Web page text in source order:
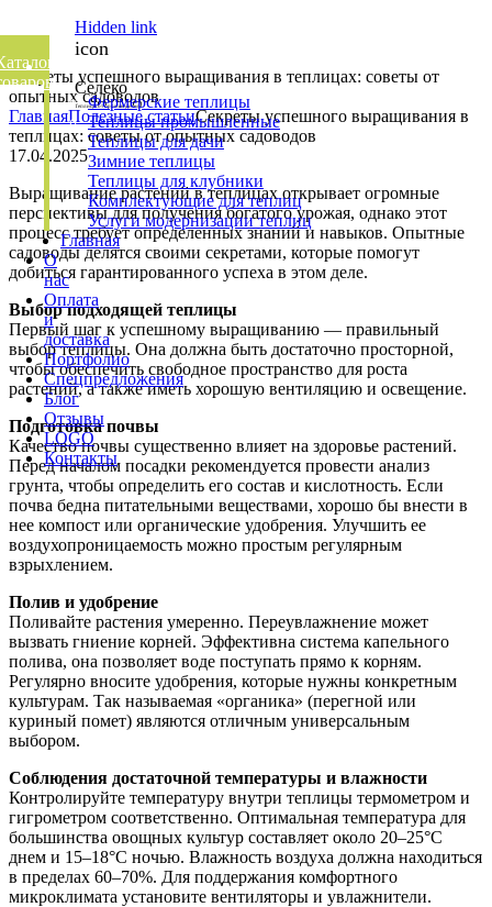
Hidden link
icon
Селеко
Теплицы от производителя
Please
enter
key
search
to
display
results.
Фермерские теплицы
Теплицы промышленные
Теплицы для дачи
Зимние теплицы
Теплицы для клубники
Комплектующие для теплиц
Услуги модернизации теплиц
Главная
О
нас
Оплата
и
доставка
Портфолио
Спецпредложения
Блог
Отзывы
LOGO
Контакты
Секреты успешного выращивания в теплицах: советы от
опытных садоводов
ГлавнаяПолезные статьиСекреты успешного выращивания в
теплицах: советы от опытных садоводов
17.04.2025
Выращивание растений в теплицах открывает огромные
перспективы для получения богатого урожая, однако этот
процесс требует определенных знаний и навыков. Опытные
садоводы делятся своими секретами, которые помогут
добиться гарантированного успеха в этом деле.
Выбор подходящей теплицы
Первый шаг к успешному выращиванию — правильный
выбор теплицы. Она должна быть достаточно просторной,
чтобы обеспечить свободное пространство для роста
растений, а также иметь хорошую вентиляцию и освещение.
Подготовка почвы
Качество почвы существенно влияет на здоровье растений.
Перед началом посадки рекомендуется провести анализ
грунта, чтобы определить его состав и кислотность. Если
почва бедна питательными веществами, хорошо бы внести в
нее компост или органические удобрения. Улучшить ее
воздухопроницаемость можно простым регулярным
взрыхлением.
Полив и удобрение
Поливайте растения умеренно. Переувлажнение может
вызвать гниение корней. Эффективна система капельного
полива, она позволяет воде поступать прямо к корням.
Регулярно вносите удобрения, которые нужны конкретным
культурам. Так называемая «органика» (перегной или
куриный помет) являются отличным универсальным
выбором.
Соблюдения достаточной температуры и влажности
Контролируйте температуру внутри теплицы термометром и
гигрометром соответственно. Оптимальная температура для
большинства овощных культур составляет около 20–25°C
днем и 15–18°C ночью. Влажность воздуха должна находиться
в пределах 60–70%. Для поддержания комфортного
микроклимата установите вентиляторы и увлажнители.